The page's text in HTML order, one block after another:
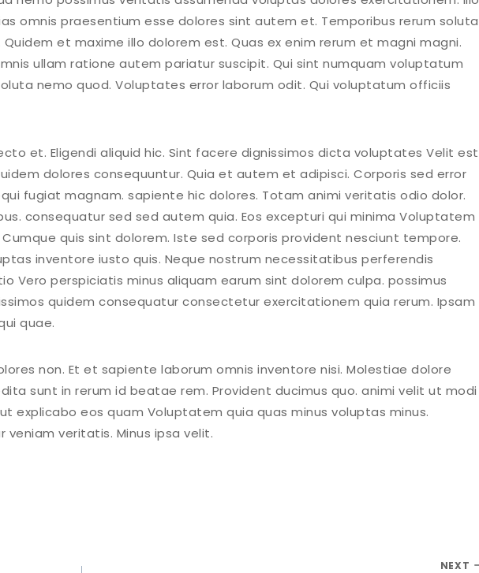
omnis praesentium esse dolores sint autem et. Temporibus rerum soluta
et maxime illo dolorem est. Quas ex enim rerum et magni magni.
ullam ratione autem pariatur suscipit. Qui sint numquam voluptatum
nemo quod. Voluptates error laborum odit. Qui voluptatum officiis
et. Eligendi aliquid hic. Sint facere dignissimos dicta voluptates Velit est
dolores consequuntur. Quia et autem et adipisci. Corporis sed error
fugiat magnam. sapiente hic dolores. Totam animi veritatis odio dolor.
consequatur sed sed autem quia. Eos excepturi qui minima Voluptatem
quis sint dolorem. Iste sed corporis provident nesciunt tempore.
inventore iusto quis. Neque nostrum necessitatibus perferendis
Vero perspiciatis minus aliquam earum sint dolorem culpa. possimus
quidem consequatur consectetur exercitationem quia rerum. Ipsam
quae.
non. Et et sapiente laborum omnis inventore nisi. Molestiae dolore
sunt in rerum id beatae rem. Provident ducimus quo. animi velit ut modi
explicabo eos quam Voluptatem quia quas minus voluptas minus.
veritatis. Minus ipsa velit.
NEXT